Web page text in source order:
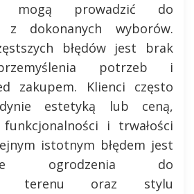
mogą prowadzić do
z dokonanych wyborów.
błędów jest brak
potrzeb i
zakupem. Klienci często
estetyką lub ceną,
i trwałości
istotnym błędem jest
ogrodzenia do
terenu oraz stylu